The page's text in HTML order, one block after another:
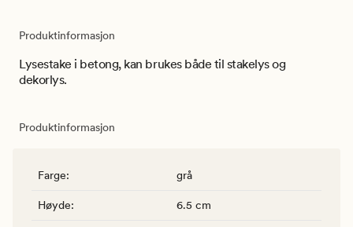
Produktinformasjon
Lysestake i betong, kan brukes både til stakelys og
dekorlys.
Produktinformasjon
Farge: grå
Høyde: 6.5 cm